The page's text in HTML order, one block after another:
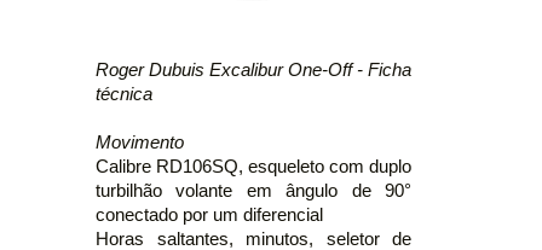
Roger Dubuis Excalibur One-Off - Ficha
técnica
Movimento
Calibre RD106SQ, esqueleto com duplo
turbilhão volante em ângulo de 90°
conectado por um diferencial
Horas saltantes, minutos, seletor de